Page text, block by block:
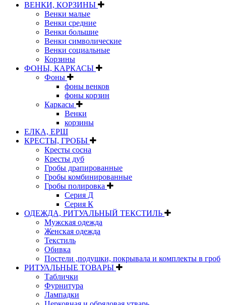
ВЕНКИ, КОРЗИНЫ
Венки малые
Венки средние
Венки большие
Венки символические
Венки социальные
Корзины
ФОНЫ, КАРКАСЫ
Фоны
фоны венков
фоны корзин
Каркасы
Венки
корзины
ЕЛКА, ЕРШ
КРЕСТЫ, ГРОБЫ
Кресты сосна
Кресты дуб
Гробы драпированные
Гробы комбинированные
Гробы полировка
Серия Д
Серия К
ОДЕЖДА, РИТУАЛЬНЫЙ ТЕКСТИЛЬ
Мужская одежда
Женская одежда
Текстиль
Обивка
Постели ,подушки, покрывала и комплекты в гроб
РИТУАЛЬНЫЕ ТОВАРЫ
Таблички
Фурнитура
Лампадки